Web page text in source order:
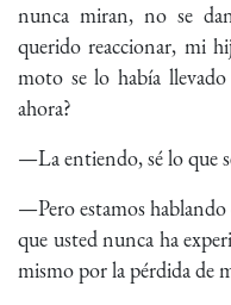
nunca miran, no se
querido reaccionar, mi
moto se lo había
ahora?
—La entiendo, sé lo que
—Pero estamos hablando
que usted nunca ha
mismo por la pérdida de